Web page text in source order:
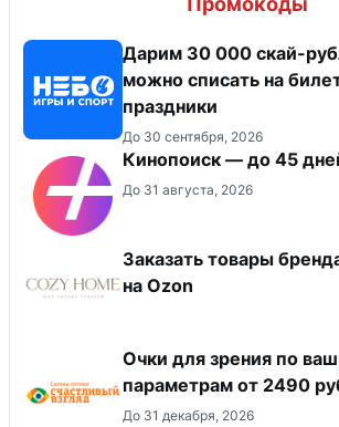
Дарим 30 000 скай-
можно списать на
праздники
До 30 сентября, 2026
Кинопоиск — до 45
До 31 августа, 2026
Заказать товары
на Ozon
Очки для зрения по
параметрам от 2490
До 31 декабря, 2026